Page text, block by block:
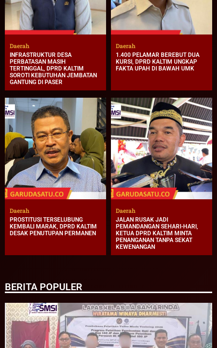
Daerah
INFRASTRUKTUR DESA
PERBATASAN MASIH
TERTINGGAL, DPRD KALTIM
SOROTI KEBUTUHAN JEMBATAN
GANTUNG DI PASER
Daerah
1.400 PELAMAR BEREBUT DUA
KURSI, DPRD KALTIM UNGKAP
FAKTA UPAH DI BAWAH UMK
Daerah
PROSTITUSI TERSELUBUNG
KEMBALI MARAK, DPRD KALTIM
DESAK PENUTUPAN PERMANEN
Daerah
JALAN RUSAK JADI
PEMANDANGAN SEHARI-HARI,
KETUA DPRD KALTIM MINTA
PENANGANAN TANPA SEKAT
KEWENANGAN
BERITA POPULER